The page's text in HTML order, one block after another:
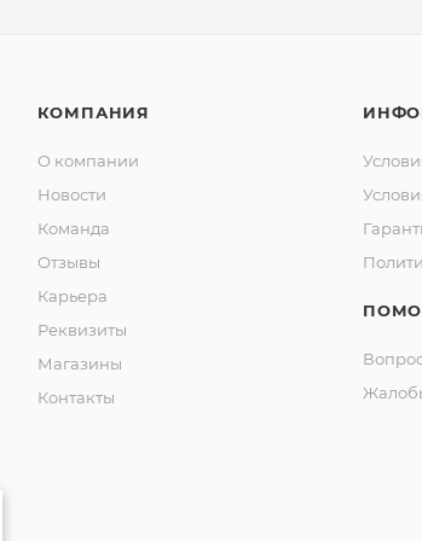
КОМПАНИЯ
О компании
Новости
Команда
Отзывы
Карьера
Реквизиты
Магазины
Контакты